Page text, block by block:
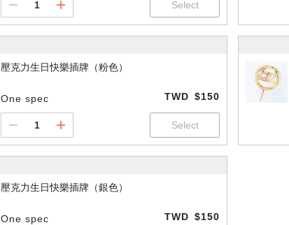
壓克力生日快樂插牌（粉色）
One spec TWD $150
壓克力生日快樂插牌（銀色）
One spec TWD $150